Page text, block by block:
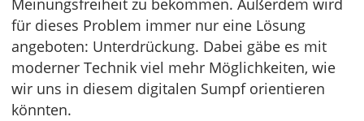
Meinungsfreiheit zu bekommen. Außerdem wird
für dieses Problem immer nur eine Lösung
angeboten: Unterdrückung. Dabei gäbe es mit
moderner Technik viel mehr Möglichkeiten, wie
wir uns in diesem digitalen Sumpf orientieren
könnten.